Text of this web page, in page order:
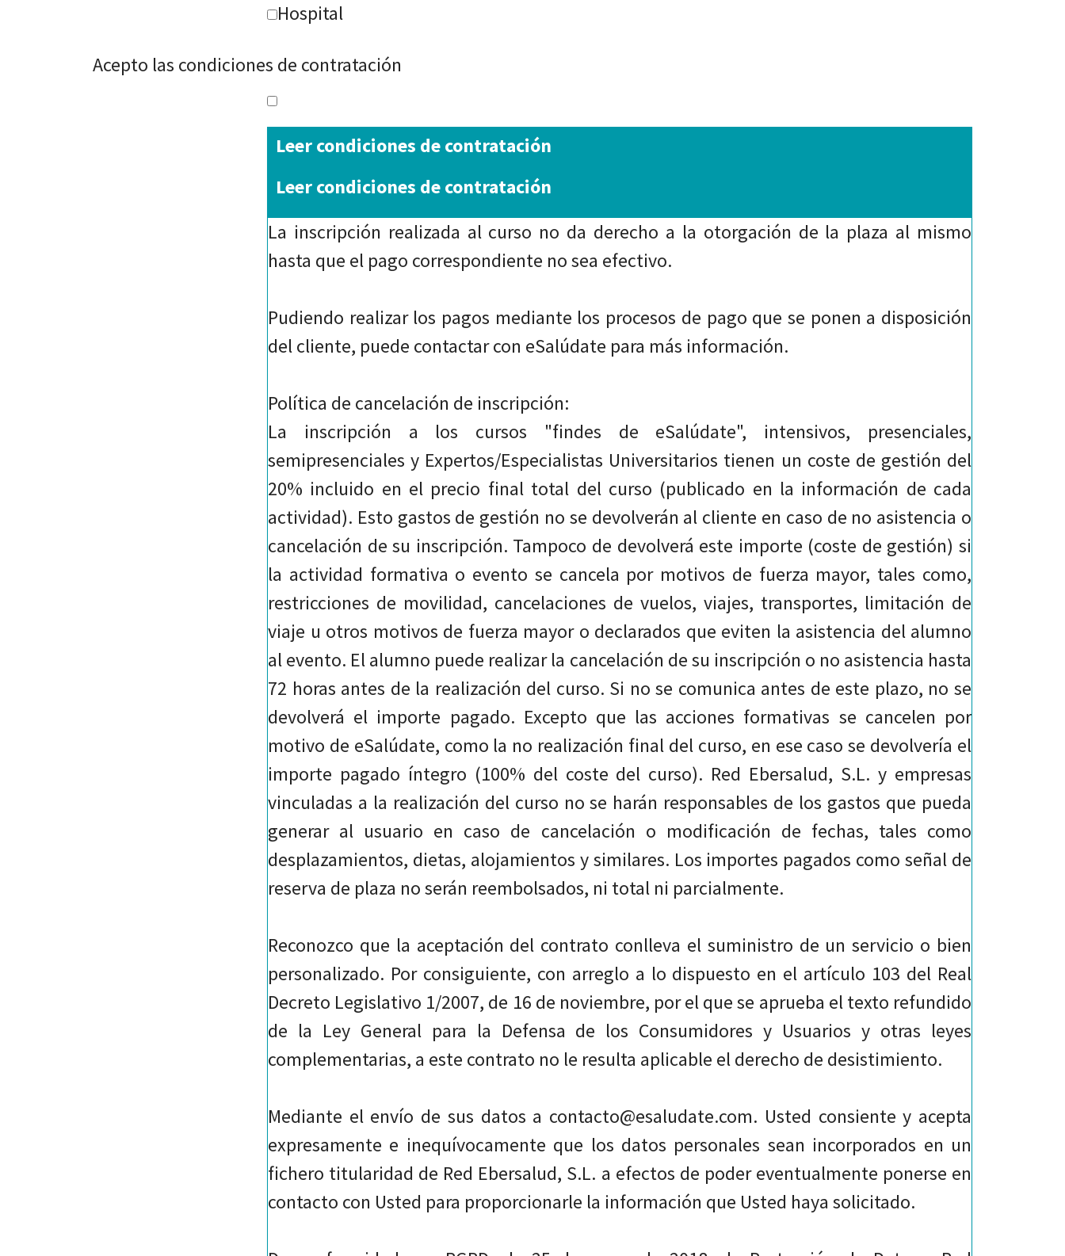
Hospital
Acepto las condiciones de contratación
Leer condiciones de contratación
Leer condiciones de contratación
La inscripción realizada al curso no da derecho a la otorgación de la plaza al mismo
hasta que el pago correspondiente no sea efectivo.
Pudiendo realizar los pagos mediante los procesos de pago que se ponen a disposición
del cliente, puede contactar con eSalúdate para más información.
Política de cancelación de inscripción:
La inscripción a los cursos "findes de eSalúdate", intensivos, presenciales,
semipresenciales y Expertos/Especialistas Universitarios tienen un coste de gestión del
20% incluido en el precio final total del curso (publicado en la información de cada
actividad). Esto gastos de gestión no se devolverán al cliente en caso de no asistencia o
cancelación de su inscripción. Tampoco de devolverá este importe (coste de gestión) si
la actividad formativa o evento se cancela por motivos de fuerza mayor, tales como,
restricciones de movilidad, cancelaciones de vuelos, viajes, transportes, limitación de
viaje u otros motivos de fuerza mayor o declarados que eviten la asistencia del alumno
al evento. El alumno puede realizar la cancelación de su inscripción o no asistencia hasta
72 horas antes de la realización del curso. Si no se comunica antes de este plazo, no se
devolverá el importe pagado. Excepto que las acciones formativas se cancelen por
motivo de eSalúdate, como la no realización final del curso, en ese caso se devolvería el
importe pagado íntegro (100% del coste del curso). Red Ebersalud, S.L. y empresas
vinculadas a la realización del curso no se harán responsables de los gastos que pueda
generar al usuario en caso de cancelación o modificación de fechas, tales como
desplazamientos, dietas, alojamientos y similares. Los importes pagados como señal de
reserva de plaza no serán reembolsados, ni total ni parcialmente.
Reconozco que la aceptación del contrato conlleva el suministro de un servicio o bien
personalizado. Por consiguiente, con arreglo a lo dispuesto en el artículo 103 del Real
Decreto Legislativo 1/2007, de 16 de noviembre, por el que se aprueba el texto refundido
de la Ley General para la Defensa de los Consumidores y Usuarios y otras leyes
complementarias, a este contrato no le resulta aplicable el derecho de desistimiento.
Mediante el envío de sus datos a contacto@esaludate.com. Usted consiente y acepta
expresamente e inequívocamente que los datos personales sean incorporados en un
fichero titularidad de Red Ebersalud, S.L. a efectos de poder eventualmente ponerse en
contacto con Usted para proporcionarle la información que Usted haya solicitado.